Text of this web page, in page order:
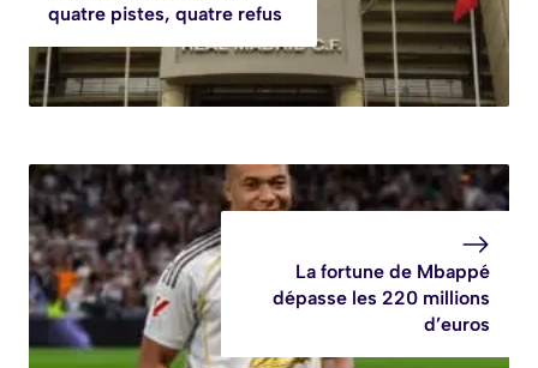
quatre pistes, quatre refus
La fortune de Mbappé
dépasse les 220 millions
d’euros